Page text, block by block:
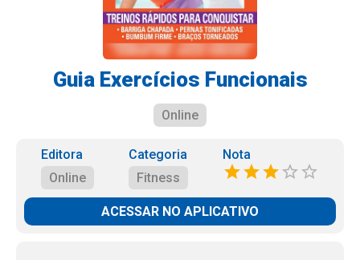
Guia Exercícios Funcionais
Online
Editora
Online
Categoria
Fitness
Nota
ACESSAR NO APLICATIVO